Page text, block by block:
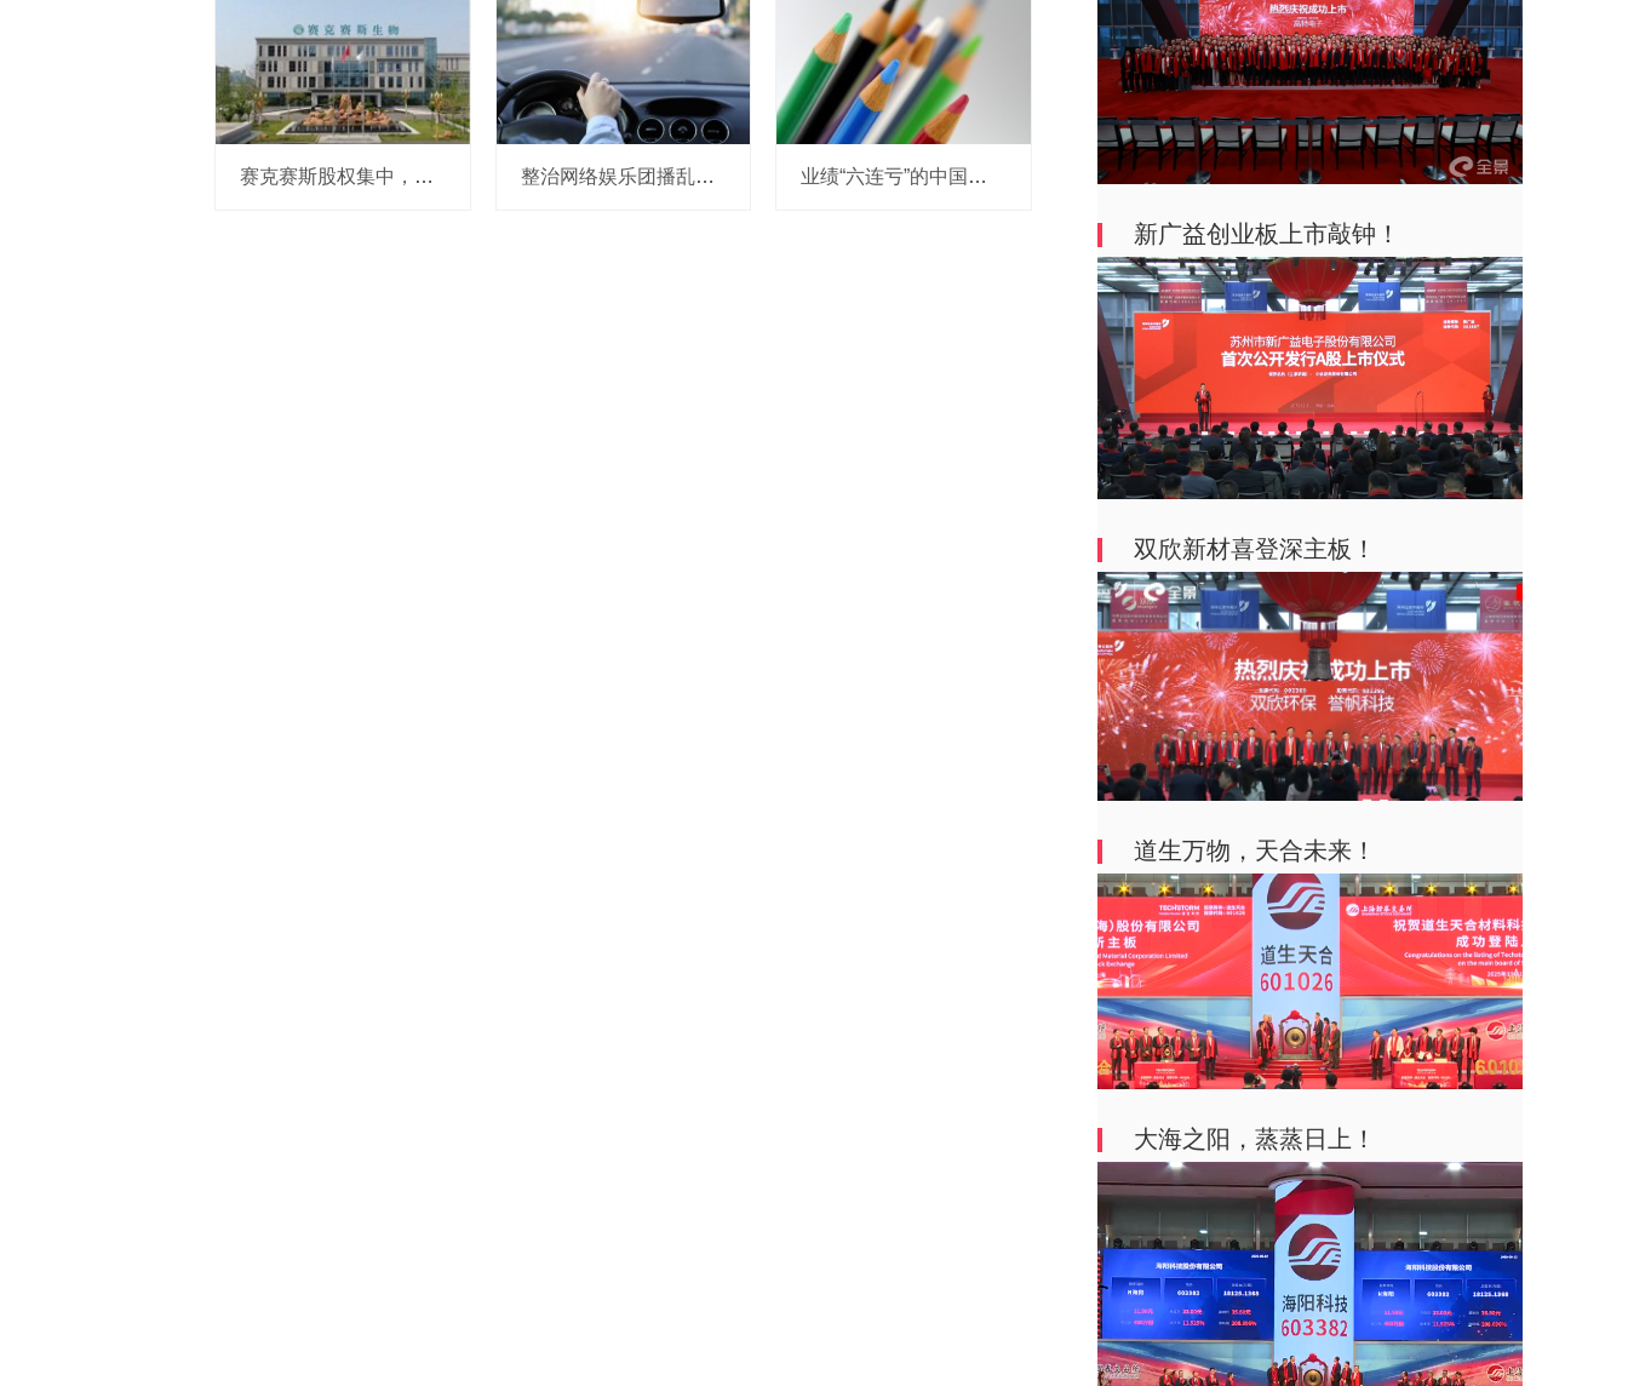
赛克赛斯股权集中，前番冲刺曾受警示，经销为主营收波动 整治网络娱乐团播乱象 中央网信办处置1840余个违规账号 业绩“六连亏”的中国东航：中报再预亏超18亿，高负债与流动性困局难解
新广益创业板上市敲钟！
双欣新材喜登深主板！
道生万物，天合未来！
大海之阳，蒸蒸日上！